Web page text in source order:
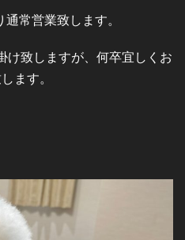
常営業致します。
け致しますが、何卒宜しくお
ます。